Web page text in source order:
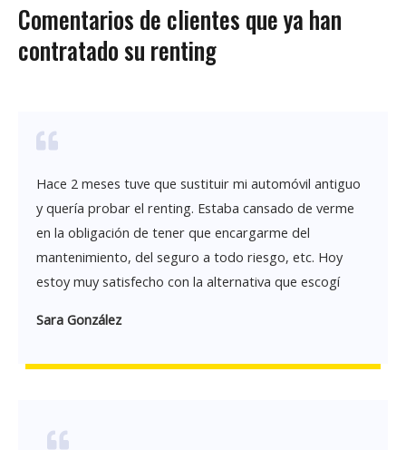
Comentarios de clientes que ya han
contratado su renting
Hace 2 meses tuve que sustituir mi automóvil antiguo
y quería probar el renting. Estaba cansado de verme
en la obligación de tener que encargarme del
mantenimiento, del seguro a todo riesgo, etc. Hoy
estoy muy satisfecho con la alternativa que escogí
Sara González